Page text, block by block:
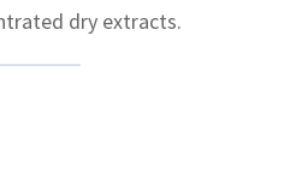
dry extracts.